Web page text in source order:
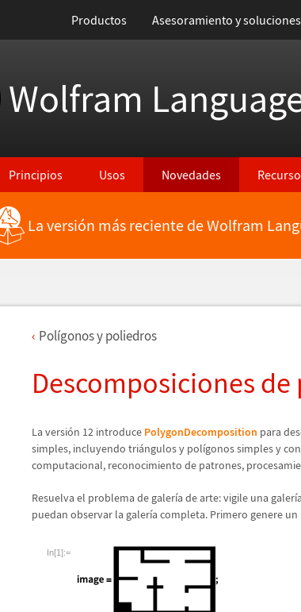
Productos Asesoramiento y soluciones
Wolfram
Principios Usos Novedades
La versión más reciente de Wolfram
Polígonos y poliedros
Descomposiciones de
La versión 12 introduce PolygonDecomposition para
simples, incluyendo triángulos y polígonos simples y
computacional, reconocimiento de patrones,
Resuelva el problema de galería de arte: vigile una galerí
puedan observar la galería completa. Primero genere un
In[1]:=